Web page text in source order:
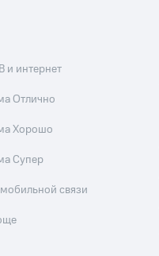
и интернет
Отлично
Хорошо
Супер
связи